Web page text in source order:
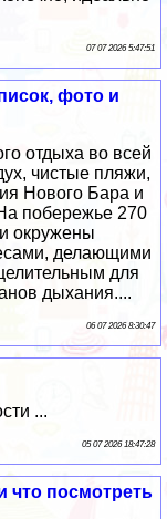
07 07 2026 5:47:51
фото и
отдыха во всей
чистые пляжи,
Нового Бара и
побережье 270
окружены
делающими
для
дыхания....
06 07 2026 8:30:47
...
05 07 2026 18:47:28
что посмотреть